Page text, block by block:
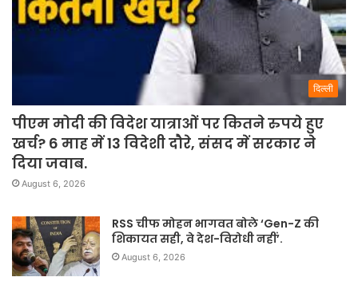
दिल्ली
पीएम मोदी की विदेश यात्राओं पर कितने रुपये हुए
खर्च? 6 माह में 13 विदेशी दौरे, संसद में सरकार ने
दिया जवाब.
August 6, 2026
RSS चीफ मोहन भागवत बोले ‘Gen-Z की
शिकायत सही, वे देश-विरोधी नहीं’.
August 6, 2026